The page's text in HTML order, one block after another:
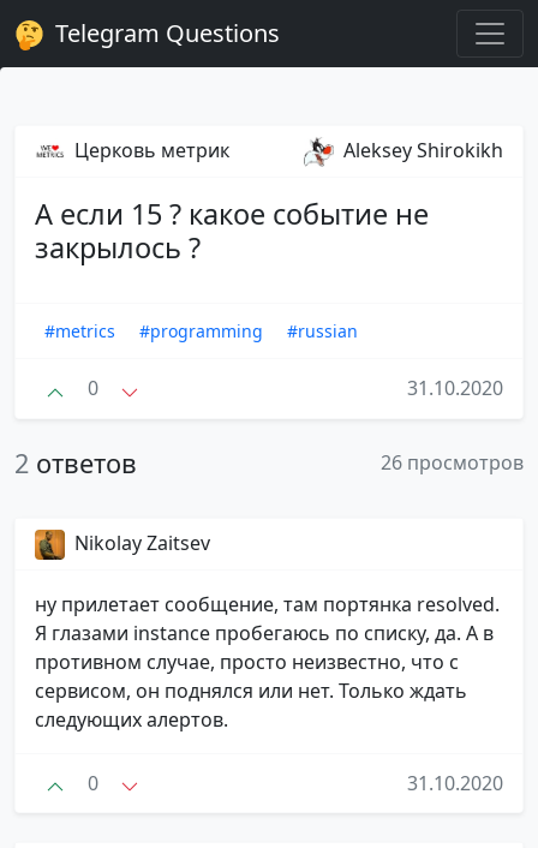
Telegram Questions
Церковь метрик Aleksey Shirokikh
А если 15 ? какое событие не
закрылось ?
#metrics #programming #russian
0 31.10.2020
2 ответов 26 просмотров
Nikolay Zaitsev
ну прилетает сообщение, там портянка resolved.
Я глазами instance пробегаюсь по списку, да. А в
противном случае, просто неизвестно, что с
сервисом, он поднялся или нет. Только ждать
следующих алертов.
0 31.10.2020